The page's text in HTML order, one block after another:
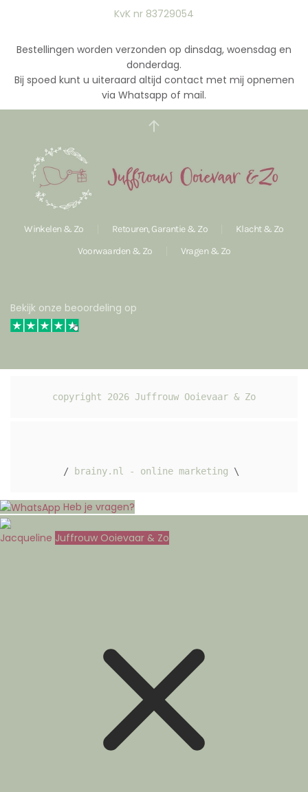
KvK nr 83729054
Bestellingen worden verzonden op dinsdag, woensdag en
donderdag.
Bij spoed kunt u uiteraard altijd contact met mij opnemen
via Whatsapp of mail.
Winkelen & Zo Retouren, Garantie & Zo
Klacht & Zo
Voorwaarden & Zo
Vragen & Zo
Bekijk onze beoordeling op
copyright 2026 Juffrouw Ooievaar & Zo
/ brainy.nl - online marketing \
Heb je vragen?
Jacqueline Juffrouw Ooievaar & Zo